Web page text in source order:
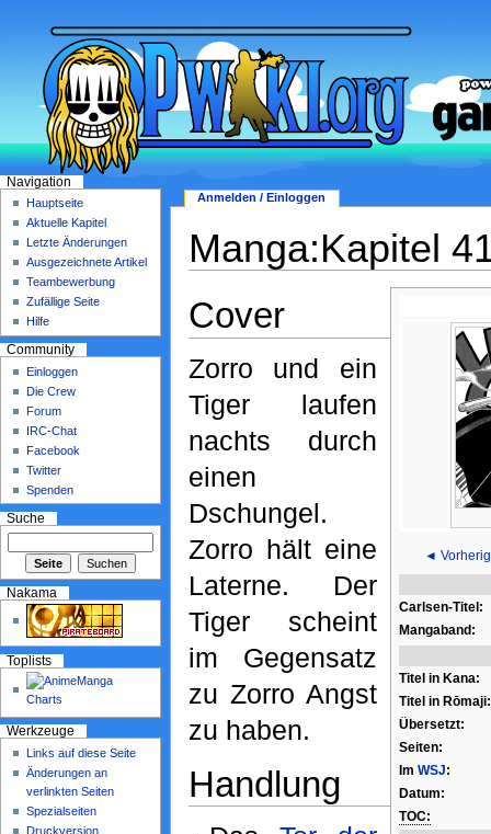
Manga:Kapitel
◄
Carlsen-Titel:
Mangaband:
Titel in Kana:
Titel in Rōmaji:
Übersetzt:
Seiten:
Im WSJ:
Datum:
TOC:
Cover
Zorro und ein
Tiger laufen
nachts durch
einen
Dschungel.
Zorro hält eine
Laterne. Der
Tiger scheint
im Gegensatz
zu Zorro Angst
zu haben.
Handlung
Anmelden / Einloggen
Navigation
Hauptseite
Aktuelle Kapitel
Letzte Änderungen
Ausgezeichnete Artikel
Teambewerbung
Zufällige Seite
Hilfe
Community
Einloggen
Die Crew
Forum
IRC-Chat
Facebook
Twitter
Spenden
Suche
Nakama
Toplists
Werkzeuge
Links auf diese Seite
Änderungen an
verlinkten Seiten
Spezialseiten
Druckversion